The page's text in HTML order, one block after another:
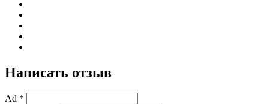
Написать отзыв
Ad *